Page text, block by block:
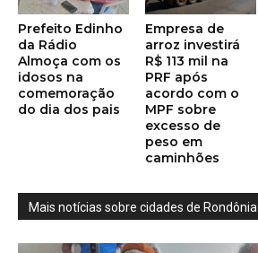
Prefeito Edinho
da Rádio
Almoça com os
idosos na
comemoração
do dia dos pais
Empresa de
arroz investirá
R$ 113 mil na
PRF após
acordo com o
MPF sobre
excesso de
peso em
caminhões
Mais notícias sobre cidades de Rondônia